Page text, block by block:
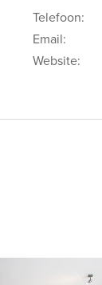
Telefoon:
Email:
Website: